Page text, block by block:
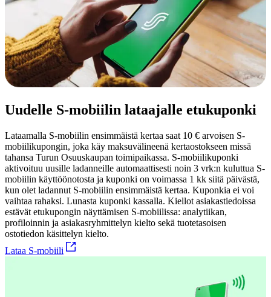
Uudelle S-mobiilin lataajalle etukuponki
Lataamalla S-mobiilin ensimmäistä kertaa saat 10 € arvoisen S-
mobiilikupongin, joka käy maksuvälineenä kertaostokseen missä
tahansa Turun Osuuskaupan toimipaikassa. S-mobiilikuponki
aktivoituu uusille ladanneille automaattisesti noin 3 vrk:n kuluttua S-
mobiilin käyttöönotosta ja kuponki on voimassa 1 kk siitä päivästä,
kun olet ladannut S-mobiilin ensimmäistä kertaa. Kuponkia ei voi
vaihtaa rahaksi. Lunasta kuponki kassalla. Kiellot asiakastiedoissa
estävät etukupongin näyttämisen S-mobiilissa: analytiikan,
profiloinnin ja asiakasryhmittelyn kielto sekä tuotetasoisen
ostotiedon käsittelyn kielto.
Lataa S-mobiili